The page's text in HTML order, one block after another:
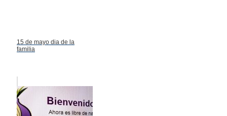
15 de mayo dia de la
familia